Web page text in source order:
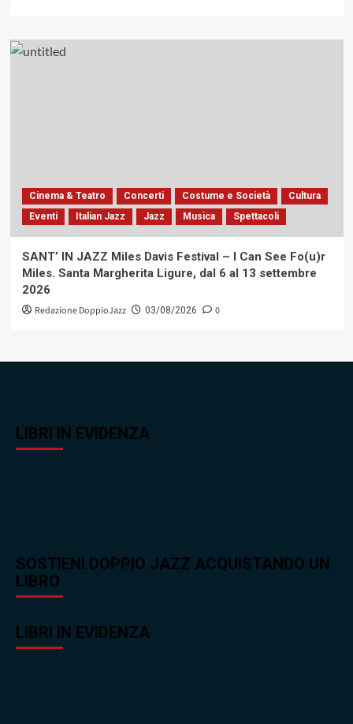
Cinema & Teatro Concerti Costume e Società
Cultura
Eventi
Italian Jazz Jazz Musica Spettacoli
SANT’ IN JAZZ Miles Davis Festival – I Can See Fo(u)r
Miles. Santa Margherita Ligure, dal 6 al 13 settembre
2026
Redazione DoppioJazz 03/08/2026 0
LIBRI IN EVIDENZA
SOSTIENI DOPPIO JAZZ ACQUISTANDO UN
LIBRO
LIBRI IN EVIDENZA